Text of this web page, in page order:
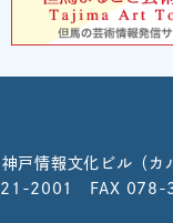
神戸情報文化ビル（カ
2001 FAX 078-